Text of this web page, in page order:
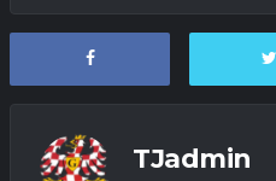
TJadmin